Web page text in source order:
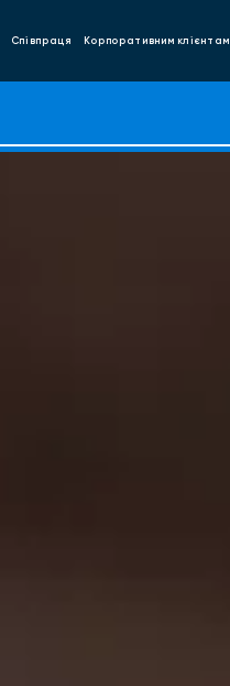
Співпраця Корпоративним клієнтам